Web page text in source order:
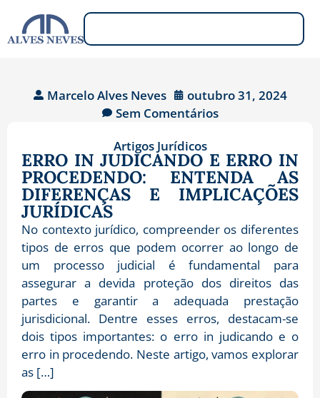
Marcelo Alves Neves
outubro 31, 2024
Sem Comentários
Artigos Jurídicos
ERRO IN JUDICANDO E ERRO IN
PROCEDENDO: ENTENDA AS
DIFERENÇAS E IMPLICAÇÕES
JURÍDICAS
No contexto jurídico, compreender os diferentes
tipos de erros que podem ocorrer ao longo de
um processo judicial é fundamental para
assegurar a devida proteção dos direitos das
partes e garantir a adequada prestação
jurisdicional. Dentre esses erros, destacam-se
dois tipos importantes: o erro in judicando e o
erro in procedendo. Neste artigo, vamos explorar
as […]